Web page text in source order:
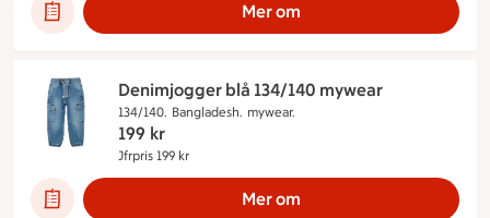
Mer om
Denimjogger blå 134/140 mywear
134/140. Bangladesh. mywear.
199 kr
Jfrpris 199 kr
Mer om